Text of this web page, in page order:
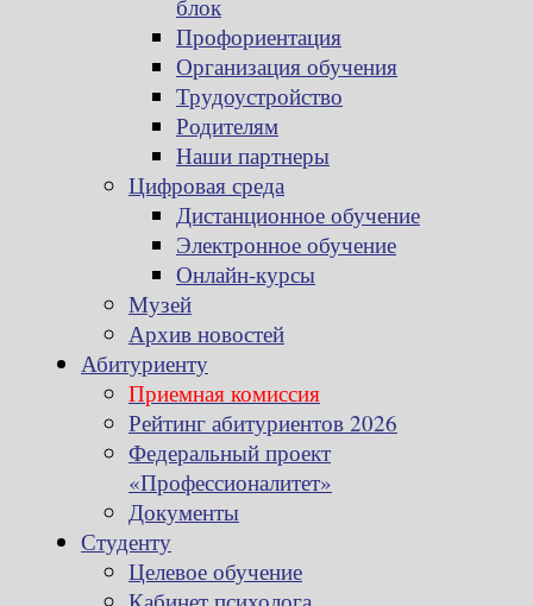
блок
Профориентация
Организация обучения
Трудоустройство
Родителям
Наши партнеры
Цифровая среда
Дистанционное обучение
Электронное обучение
Онлайн-курсы
Музей
Архив новостей
Абитуриенту
Приемная комиссия
Рейтинг абитуриентов 2026
Федеральный проект
«Профессионалитет»
Документы
Студенту
Целевое обучение